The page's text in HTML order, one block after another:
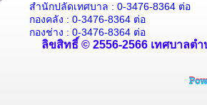
สำนักปลัดเทศบาล : 0-3476-8364 ต่อ
กองคลัง : 0-3476-8364 ต่อ
กองช่าง : 0-3476-8364 ต่อ
ลิขสิทธิ์ © 2556-2566 เทศบาลต